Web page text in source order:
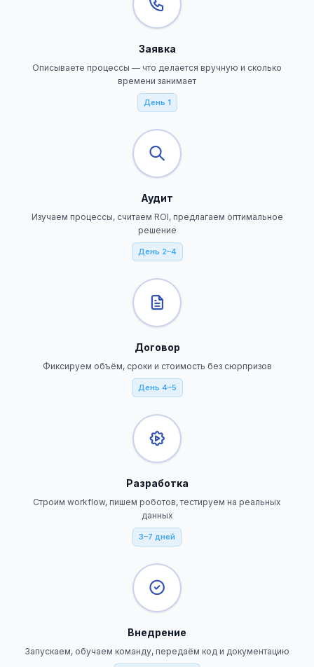
Заявка
Описываете процессы — что делается вручную и сколько
времени занимает
День 1
Аудит
Изучаем процессы, считаем ROI, предлагаем оптимальное
решение
День 2–4
Договор
Фиксируем объём, сроки и стоимость без сюрпризов
День 4–5
Разработка
Строим workflow, пишем роботов, тестируем на реальных
данных
3–7 дней
Внедрение
Запускаем, обучаем команду, передаём код и документацию